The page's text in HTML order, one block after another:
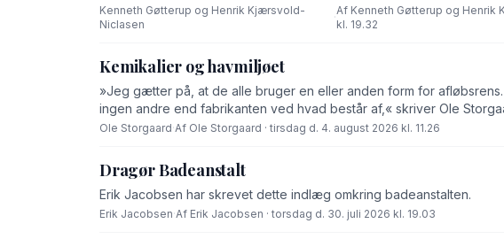
Kenneth Gøtterup og Henrik Kjærsvold-
Niclasen
·
Af Kenneth Gøtterup og Henrik
kl. 19.32
Kemikalier og havmiljøet
»Jeg gætter på, at de alle bruger en eller anden form for
ingen andre end fabrikanten ved hvad består af,« skriver Ole
Ole Storgaard·Af Ole Storgaard · tirsdag d. 4. august 2026 kl. 11.26
Dragør Badeanstalt
Erik Jacobsen har skrevet dette indlæg omkring badeanstalten.
Erik Jacobsen·Af Erik Jacobsen · torsdag d. 30. juli 2026 kl. 19.03